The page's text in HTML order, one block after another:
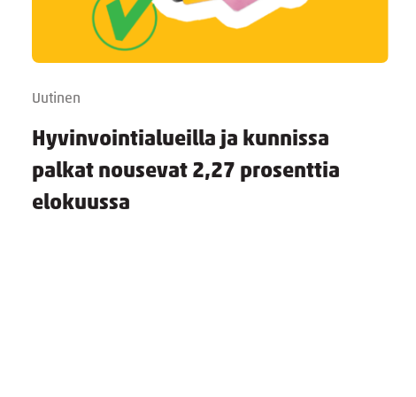
Uutinen
Hyvinvointialueilla ja kunnissa
palkat nousevat 2,27 prosenttia
elokuussa